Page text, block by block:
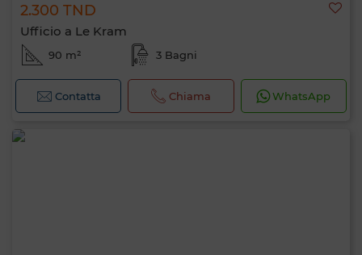
2.300 TND
Ufficio a Le Kram
90 m² 3 Bagni
Contatta Chiama WhatsApp